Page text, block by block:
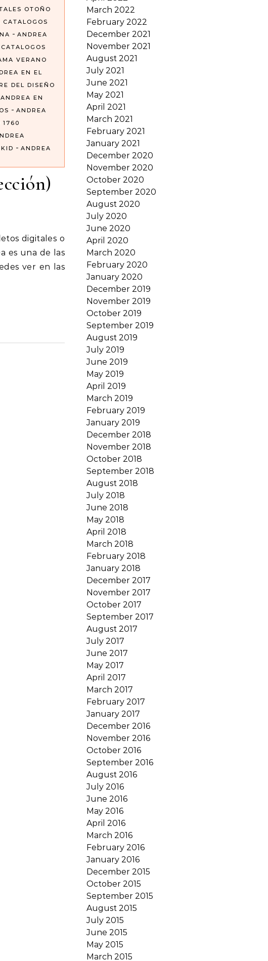
OTOÑO
CATALOGOS
- ANDREA
VERANO
EN EL
DEL DISEÑO
ANDREA EN
- ANDREA
1760
- ANDREA
es una de las
ver en las
March 2022
February 2022
December 2021
November 2021
August 2021
July 2021
June 2021
May 2021
April 2021
March 2021
February 2021
January 2021
December 2020
November 2020
October 2020
September 2020
August 2020
July 2020
June 2020
April 2020
March 2020
February 2020
January 2020
December 2019
November 2019
October 2019
September 2019
August 2019
July 2019
June 2019
May 2019
April 2019
March 2019
February 2019
January 2019
December 2018
November 2018
October 2018
September 2018
August 2018
July 2018
June 2018
May 2018
April 2018
March 2018
February 2018
January 2018
December 2017
November 2017
October 2017
September 2017
August 2017
July 2017
June 2017
May 2017
April 2017
March 2017
February 2017
January 2017
December 2016
November 2016
October 2016
September 2016
August 2016
July 2016
June 2016
May 2016
April 2016
March 2016
February 2016
January 2016
December 2015
October 2015
September 2015
August 2015
July 2015
June 2015
May 2015
March 2015